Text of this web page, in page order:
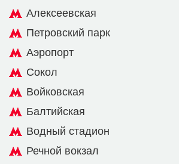
Алексеевская
Петровский парк
Аэропорт
Сокол
Войковская
Балтийская
Водный стадион
Речной вокзал